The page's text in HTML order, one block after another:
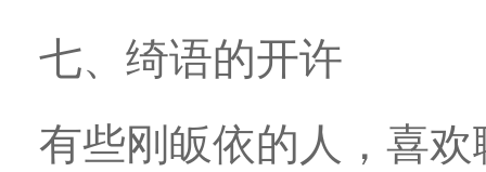
七、绮语的开许
有些刚皈依的人，喜